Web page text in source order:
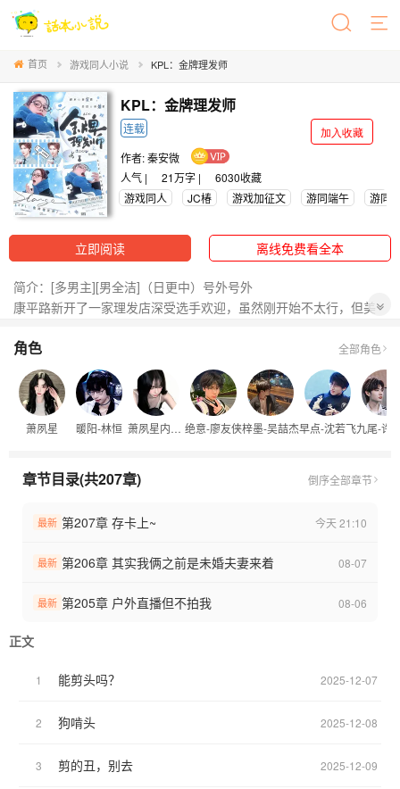
首页 游戏同人小说 KPL：金牌理发师
KPL：金牌理发师
连载
加入收藏
作者:秦安微
人气 |
21万字 | 6030收藏
游戏同人
JC椿 游戏加征文 游同端午 游同
立即阅读 离线免费看全本
简介：[多男主][男全洁]（日更中）号外号外
康平路新开了一家理发店深受选手欢迎，虽然刚开始不太行，但美
暖阳：我是真心觉得你剪的好看！不管是之前还是现在
绝意：我觉得你画画比剪头好
九尾：我承认是我之前太装了，现在能不能考虑考虑我
长生：我们不要做诡秘了好不好
归期：老师！跟我在一起吧！
无言：姐姐你太美好了
…………
（多男主，想加的可以跟我说，会加）
（全员单箭头）[私设，勿上升选手]
角色 全部角色
萧夙星 暖阳-林恒 萧夙星内心os 绝意-廖友侠梓墨-吴喆杰早点-沈若飞九尾-许
章节目录(共207章) 倒序全部章节
最新 第207章 存卡上~ 今天 21:10
最新 第206章 其实我俩之前是未婚夫妻来着 08-07
最新 第205章 户外直播但不拍我 08-06
正文
1 能剪头吗？ 2025-12-07
2 狗啃头 2025-12-08
3 剪的丑，别去 2025-12-09